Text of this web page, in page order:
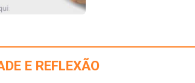
E REFLEXÃO